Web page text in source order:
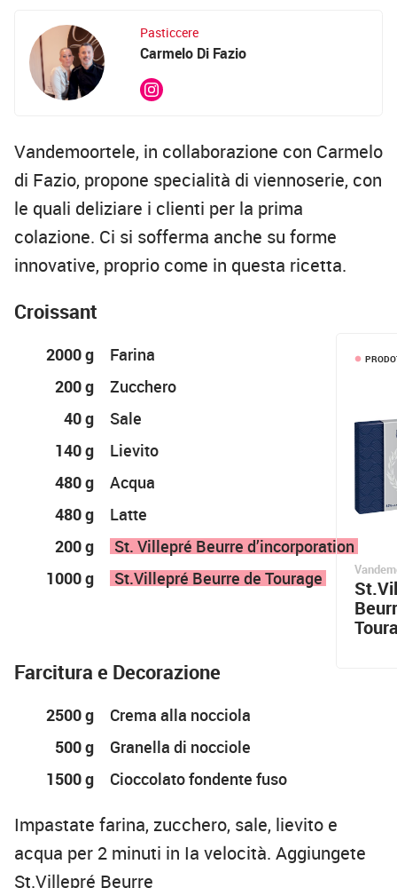
Pasticcere
Carmelo Di Fazio
Vandemoortele, in collaborazione con Carmelo
di Fazio, propone specialità di viennoserie, con
le quali deliziare i clienti per la prima
colazione. Ci si sofferma anche su forme
innovative, proprio come in questa ricetta.
Croissant
2000 g
Farina
200 g
Zucchero
40 g
Sale
140 g
Lievito
480 g
Acqua
480 g
Latte
200 g
St. Villepré Beurre d’incorporation
1000 g
St.Villepré Beurre de Tourage
lens
Farcitura e Decorazione
2500 g
Crema alla nocciola
500 g
Granella di nocciole
1500 g
Cioccolato fondente fuso
Impastate farina, zucchero, sale, lievito e
acqua per 2 minuti in Ia velocità. Aggiungete
St.Villepré Beurre